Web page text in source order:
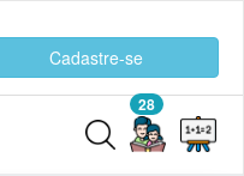
Cadastre-se
28